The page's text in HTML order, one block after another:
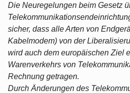
Die Neuregelungen beim Gesetz
sicher, dass alle Arten von
Kabelmodem) von der
wird auch dem europäischen Ziel
Warenverkehrs von
Rechnung getragen.
Durch Änderungen des